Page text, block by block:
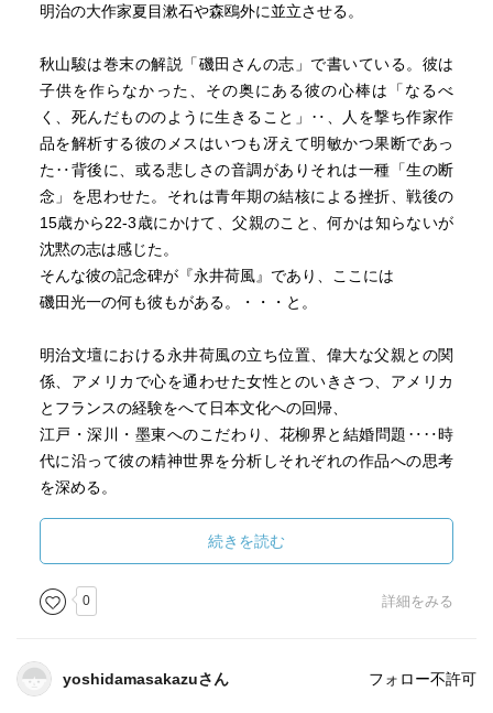
明治の大作家夏目漱石や森鴎外に並立させる。
秋山駿は巻末の解説「磯田さんの志」で書いている。彼は
子供を作らなかった、その奥にある彼の心棒は「なるべ
く、死んだもののように生きること」‥、人を撃ち作家作
品を解析する彼のメスはいつも冴えて明敏かつ果断であっ
た‥背後に、或る悲しさの音調がありそれは一種「生の断
念」を思わせた。それは青年期の結核による挫折、戦後の
15歳から22-3歳にかけて、父親のこと、何かは知らないが
沈黙の志は感じた。
そんな彼の記念碑が『永井荷風』であり、ここには
磯田光一の何も彼もがある。・・・と。
明治文壇における永井荷風の立ち位置、偉大な父親との関
係、アメリカで心を通わせた女性とのいきさつ、アメリカ
とフランスの経験をへて日本文化への回帰、
江戸・深川・墨東へのこだわり、花柳界と結婚問題‥‥時
代に沿って彼の精神世界を分析しそれぞれの作品への思考
を深める。
作者は書いている、「荷風の厭世と現実侮蔑、過激な個人
主義、相互不可侵相互自主責任の論理、理念に合致しない
現実を呪い友人たちの些細な裏切りに対しても苛酷な絶交
をもって処断せざるをえなかった。‥江戸期の最後の体現
おいて日本で最初の近代人の風貌を露わにする」
「父・久一郎の国家への献身が自己を抑制するストイシズ
続きを読む
0 詳細をみる
yoshidamasakazuさん フォロー不許可